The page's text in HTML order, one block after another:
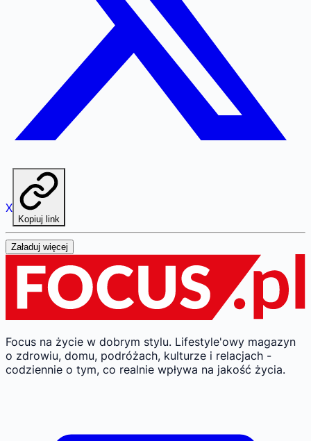
X
Kopiuj link
Załaduj więcej
Focus na życie w dobrym stylu. Lifestyle'owy magazyn
o zdrowiu, domu, podróżach, kulturze i relacjach -
codziennie o tym, co realnie wpływa na jakość życia.